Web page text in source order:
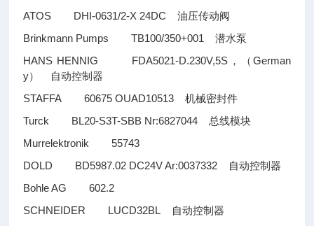
ATOS DHI-0631/2-X 24DC油压传动阀
Brinkmann Pumps TB100/350+001潜水泵
HANS HENNIG FDA5021-D.230V,5S，（ German
y） 自动控制器
STAFFA 60675 OUAD10513机械密封件
Turck BL20-S3T-SBB Nr:6827044 总线模块
Murrelektronik 55743
DOLD BD5987.02 DC24V Ar:0037332
自动控制器
Bohle AG 602.2
SCHNEIDER LUCD32BL
自动控制器